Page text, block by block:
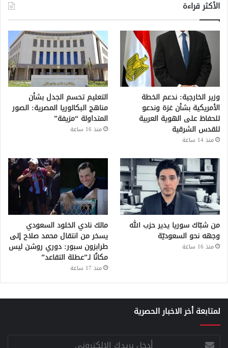
الأكثر قراءة
وزير الخارجية: ندعم الخطة
الأمريكية بشأن غزة وندعو
للحفاظ على الهوية العربية
للقدس الشرقية
منذ 14 ساعة
التعليم تحسم الجدل بشأن
مناهج البكالوريا المصرية: الصور
المتداولة “مزيفة”
منذ 16 ساعة
من شبّاك سوريا يدير حزب الله
وجهه نحو السعوديّة
منذ 16 ساعة
مالك نادي الخلود السعودي
يسخر من انتقال محمد صلاح إلى
طرابزون سبور: دوري روشن ليس
مكانًا لـ”عطلة التقاعد”
منذ 17 ساعة
لمتابعة أخر الاخبار الحصرية
أدخل